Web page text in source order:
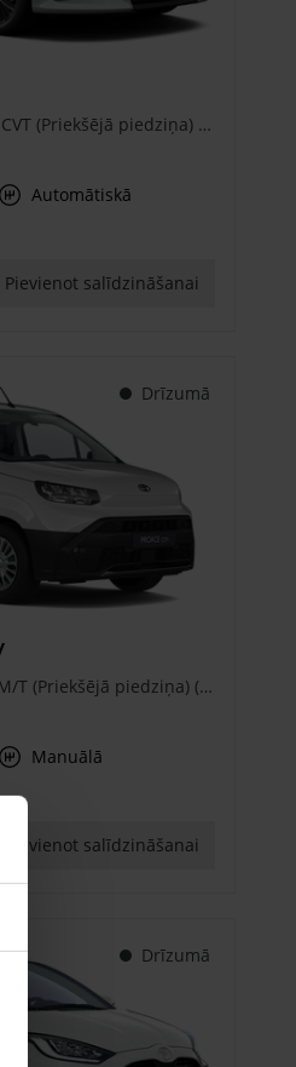
Active Plus 1.5 Hybrid 115 e-CVT (Priekšējā piedziņa) (68 kW)
Automātiskā
Pievienot salīdzināšanai
Drīzumā
Professional Plus 1.2 Turbo M/T (Priekšējā piedziņa) (81 kW)
Manuālā
Pievienot salīdzināšanai
Drīzumā